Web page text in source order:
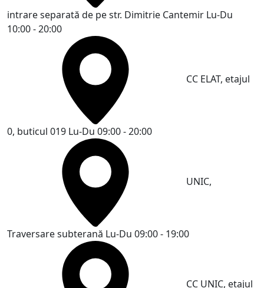
intrare separată de pe str. Dimitrie Cantemir Lu-Du
10:00 - 20:00
CC ELAT, etajul
0, buticul 019 Lu-Du 09:00 - 20:00
UNIC,
Traversare subterană Lu-Du 09:00 - 19:00
CC UNIC, etajul